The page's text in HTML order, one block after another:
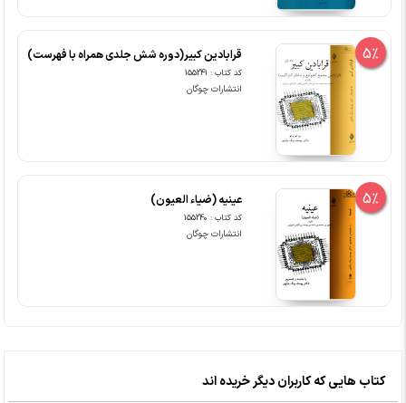
5% قرابادین کبیر(دوره شش جلدی همراه با فهرست)
کد کتاب : 155241
انتشارات چوگان
5% عینیه (ضیاء العیون)
کد کتاب : 155240
انتشارات چوگان
کتاب هایی که کاربران دیگر خریده اند